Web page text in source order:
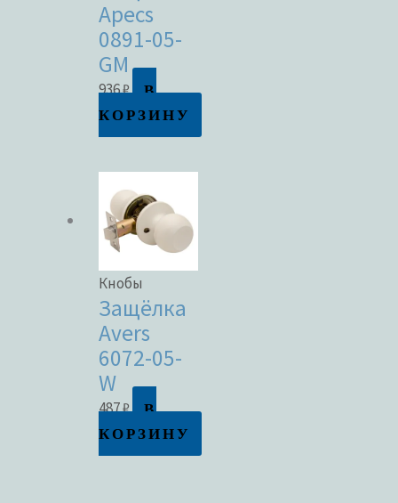
Apecs
0891-05-
GM
936₽
В
КОРЗИНУ
Кнобы
Защёлка
Avers
6072-05-
W
487₽
В
КОРЗИНУ